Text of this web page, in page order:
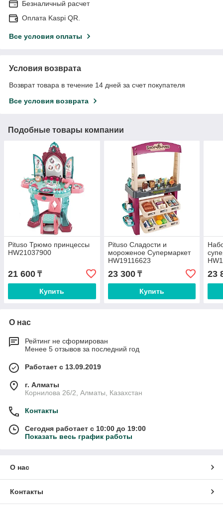
Безналичный расчет
Оплата Kaspi QR.
Все условия оплаты
Условия возврата
Возврат товара в течение 14 дней за счет покупателя
Все условия возврата
Подобные товары компании
Pituso Трюмо принцессы
HW21037900
21 600 ₸
Купить
Pituso Сладости и
мороженое Супермаркет
HW19116623
23 300₸
Купить
23
О нас
Рейтинг не сформирован
Менее 5 отзывов за последний год
Работает с 13.09.2019
г. Алматы
Корнилова 26/2, Алматы, Казахстан
Контакты
Сегодня работает с 10:00 до 19:00
Показать весь график работы
О нас
Контакты